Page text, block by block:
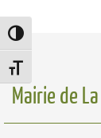
Passer en contraste
Changer la taille de
Mairie de